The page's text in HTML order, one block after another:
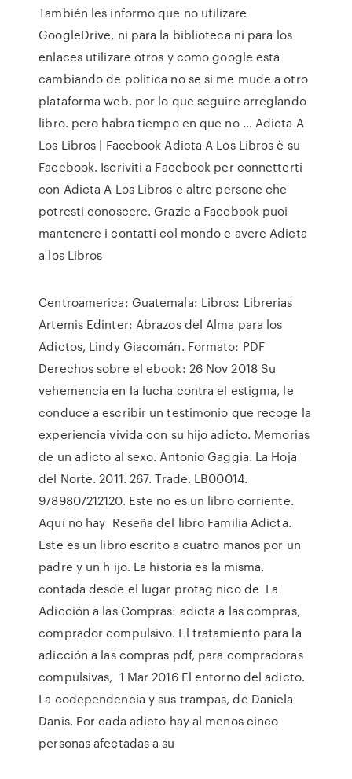
También les informo que no utilizare
GoogleDrive, ni para la biblioteca ni para los
enlaces utilizare otros y como google esta
cambiando de politica no se si me mude a otro
plataforma web. por lo que seguire arreglando
libro. pero habra tiempo en que no … Adicta A
Los Libros | Facebook Adicta A Los Libros è su
Facebook. Iscriviti a Facebook per connetterti
con Adicta A Los Libros e altre persone che
potresti conoscere. Grazie a Facebook puoi
mantenere i contatti col mondo e avere Adicta
a los Libros
Centroamerica: Guatemala: Libros: Librerias
Artemis Edinter: Abrazos del Alma para los
Adictos, Lindy Giacomán. Formato: PDF
Derechos sobre el ebook: 26 Nov 2018 Su
vehemencia en la lucha contra el estigma, le
conduce a escribir un testimonio que recoge la
experiencia vivida con su hijo adicto. Memorias
de un adicto al sexo. Antonio Gaggia. La Hoja
del Norte. 2011. 267. Trade. LB00014.
9789807212120. Este no es un libro corriente.
Aquí no hay Reseña del libro Familia Adicta.
Este es un libro escrito a cuatro manos por un
padre y un h ijo. La historia es la misma,
contada desde el lugar protag nico de La
Adicción a las Compras: adicta a las compras,
comprador compulsivo. El tratamiento para la
adicción a las compras pdf, para compradoras
compulsivas, 1 Mar 2016 El entorno del adicto.
La codependencia y sus trampas, de Daniela
Danis. Por cada adicto hay al menos cinco
personas afectadas a su